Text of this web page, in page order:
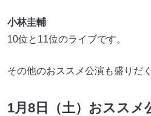
小林圭輔
10位と11位のライブです。
その他のおススメ公演も盛りだ
1月8日（土）おススメ